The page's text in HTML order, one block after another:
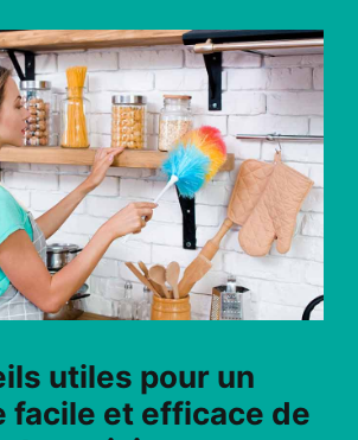
utiles pour un
facile et efficace de